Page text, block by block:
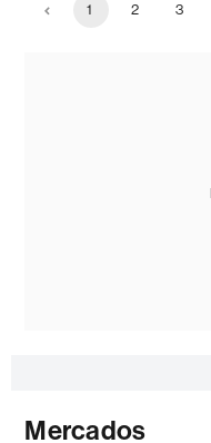
1 2 3
Mercados